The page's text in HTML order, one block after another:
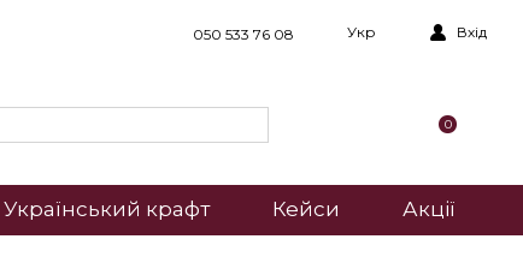
050 533 76 08 Укр Вхід
0
Український крафт Кейси Акції